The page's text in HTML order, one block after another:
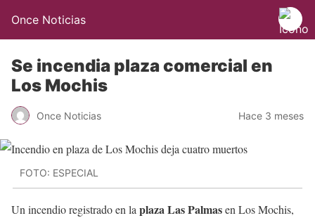
Once Noticias
Se incendia plaza comercial en
Los Mochis
Once Noticias Hace 3 meses
FOTO: ESPECIAL
Un incendio registrado en la plaza Las Palmasen Los Mochis,